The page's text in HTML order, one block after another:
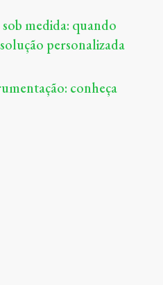
medida: quando
personalizada
conheça